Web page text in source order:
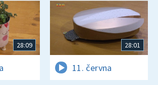
28:09 28:01
11. června